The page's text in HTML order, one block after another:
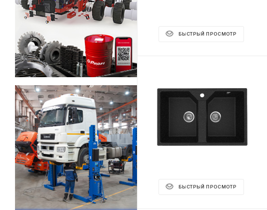
БЫСТРЫЙ ПРОСМОТР
БЫСТРЫЙ ПРОСМОТР